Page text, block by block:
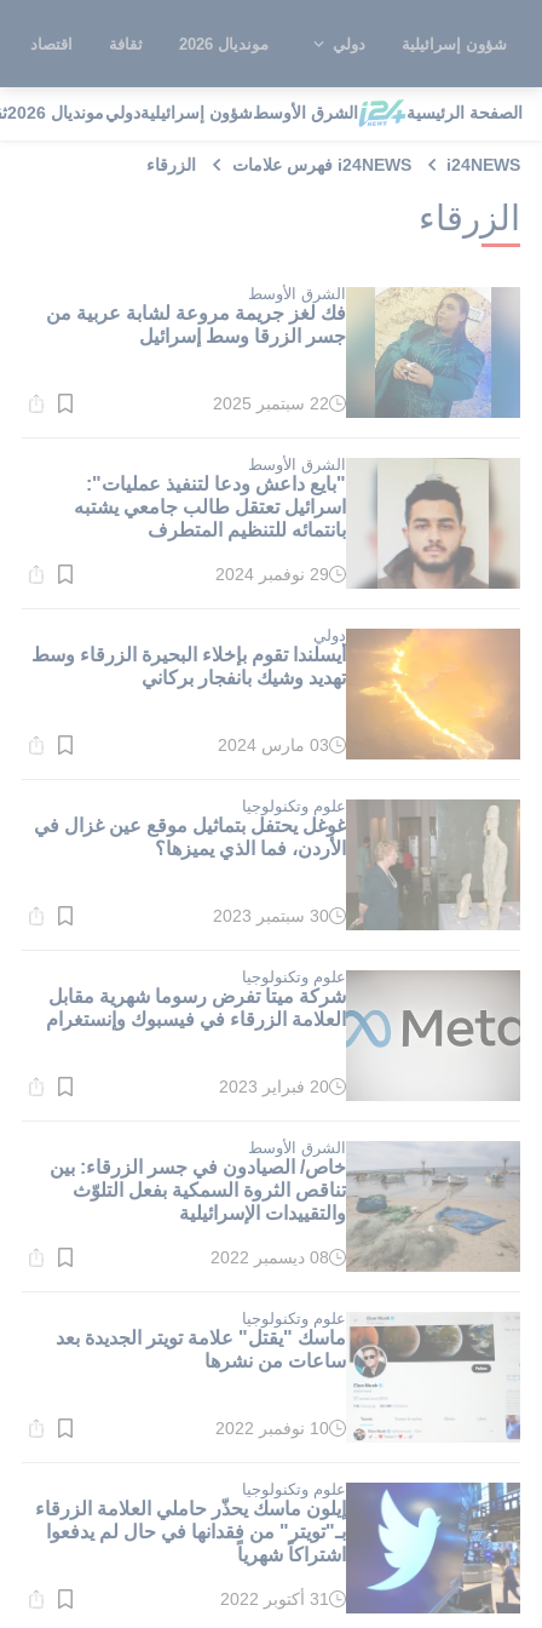
شؤون إسرائيلية دولي مونديال 2026 ثقافة اقتصاد
الصفحة الرئيسية الشرق الأوسطشؤون إسرائيليةدوليمونديال 2026
i24NEWS i24NEWS فهرس علامات الزرقاء
الزرقاء
الشرق الأوسط
فك لغز جريمة مروعة لشابة عربية من
جسر الزرقا وسط إسرائيل
وقت
دقيقة.
22 سبتمبر 2025
الشرق الأوسط
"بايع داعش ودعا لتنفيذ عمليات":
اسرائيل تعتقل طالب جامعي يشتبه
بانتمائه للتنظيم المتطرف
وقت
دقيقة.
29 نوفمبر 2024
دولي
أيسلندا تقوم بإخلاء البحيرة الزرقاء وسط
تهديد وشيك بانفجار بركاني
وقت
دقيقة.
03 مارس 2024
علوم وتكنولوجيا
غوغل يحتفل بتماثيل موقع عين غزال في
الأردن، فما الذي يميزها؟
وقت
دقيقة.
30 سبتمبر 2023
علوم وتكنولوجيا
شركة ميتا تفرض رسوما شهرية مقابل
العلامة الزرقاء في فيسبوك وإنستغرام
وقت
دقيقة.
20 فبراير 2023
الشرق الأوسط
خاص/ الصيادون في جسر الزرقاء: بين
تناقص الثروة السمكية بفعل التلوّث
والتقييدات الإسرائيلية
وقت
دقيقة.
08 ديسمبر 2022
علوم وتكنولوجيا
ماسك "يقتل" علامة تويتر الجديدة بعد
ساعات من نشرها
وقت
دقيقة.
10 نوفمبر 2022
علوم وتكنولوجيا
إيلون ماسك يحذّر حاملي العلامة الزرقاء
بـ"تويتر" من فقدانها في حال لم يدفعوا
اشتراكاً شهرياً
وقت
31 أكتوبر 2022